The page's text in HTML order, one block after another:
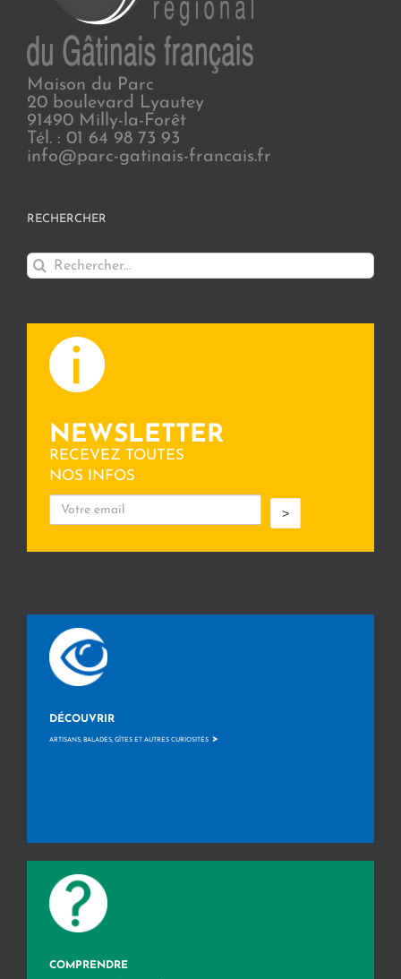
Maison du Parc
20 boulevard Lyautey
91490 Milly-la-Forêt
Tél. : 01 64 98 73 93
info@parc-gatinais-francais.fr
RECHERCHER
Rechercher:
NEWSLETTER
RECEVEZ TOUTES
NOS INFOS
>
DÉCOUVRIR
ARTISANS, BALADES, GÎTES ET AUTRES CURIOSITÉS >
COMPRENDRE